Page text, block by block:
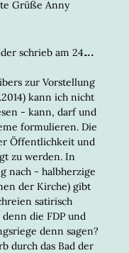
Grüße Anny
schrieb am 24.
zur Vorstellung
kann ich nicht
- kann, darf und
formulieren. Die
Öffentlichkeit und
zu werden. In
nach - halbherzige
der Kirche) gibt
satirisch
die FDP und
denn sagen?
durch das Bad der
...DIESE
EIN-/